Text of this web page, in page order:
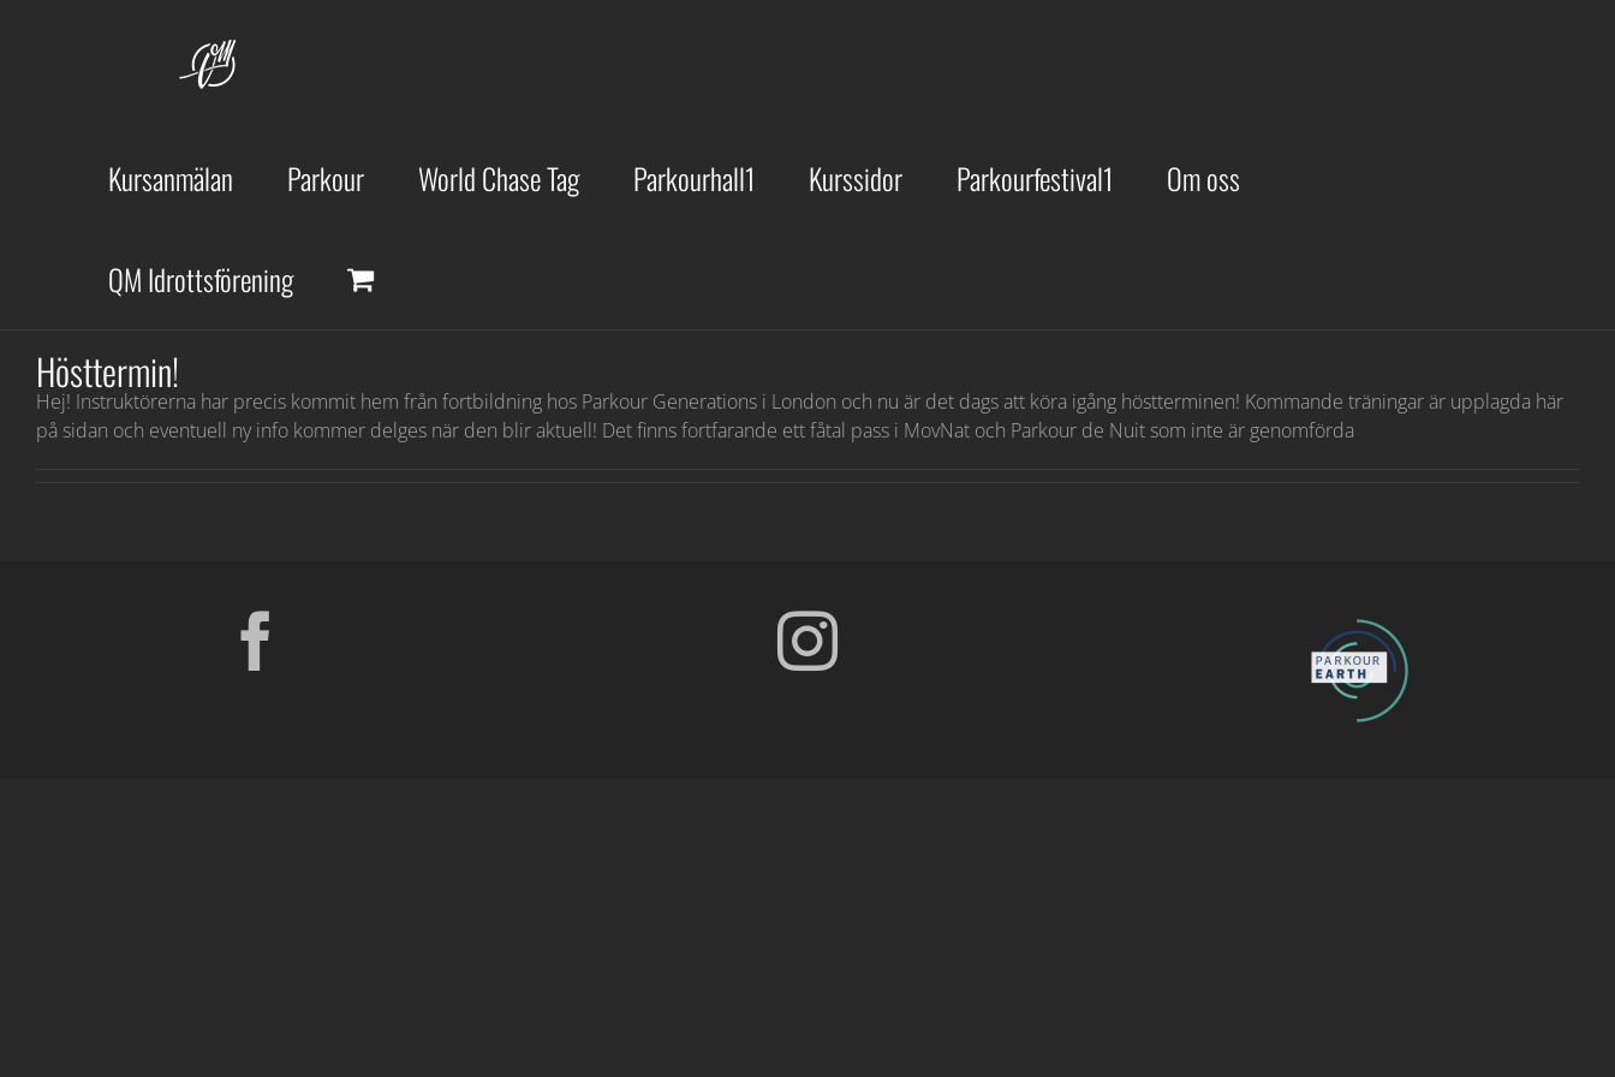
Kursanmälan Parkour World Chase Tag Parkourhall1 Kurssidor Parkourfestival1 Om oss
QM Idrottsförening
Hösttermin!
Hej! Instruktörerna har precis kommit hem från fortbildning hos Parkour Generations i London och nu är det dags att köra igång höstterminen! Kommande träningar är upplagda här
på sidan och eventuell ny info kommer delges när den blir aktuell! Det finns fortfarande ett fåtal pass i MovNat och Parkour de Nuit som inte är genomförda